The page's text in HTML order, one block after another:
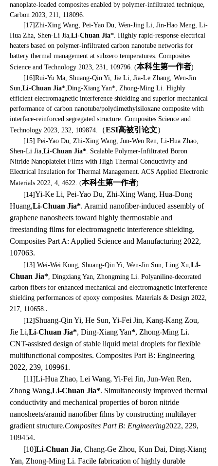
nanoplate-loaded composites enabled by polymer-infiltrated technique,
Carbon 2023, 211, 118096.
[17]Zhi-Xing Wang, Pei-Yao Du, Wen-Jing Li, Jin-Hao Meng, Li-
Hua Zha, Shen-Li Jia,Li-Chuan Jia*. Highly rapid-response electrical
heaters based on polymer-infiltrated carbon nanotube networks for
battery thermal management at subzero temperatures. Composites
Science and Technology 2023, 231, 109796. (本科生第一作者)
[16]Rui-Yu Ma, Shuang-Qin Yi, Jie Li, Jia-Le Zhang, Wen-Jin
Sun,Li-Chuan Jia*,Ding-Xiang Yan*, Zhong-Ming Li. Highly
efficient electromagnetic interference shielding and superior mechanical
performance of carbon nanotube/polydimethylsiloxane composite with
interface-reinforced segregated structure. Composites Science and
Technology 2023, 232, 109874. （ESI高被引论文）
[15] Pei-Yao Du, Zhi-Xing Wang, Jun-Wen Ren, Li-Hua Zhao,
Shen-Li Jia,Li-Chuan Jia*. Scalable Polymer-Infiltrated Boron
Nitride Nanoplatelet Films with High Thermal Conductivity and
Electrical Insulation for Thermal Management. ACS Applied Electronic
Materials 2022, 4, 4622. (本科生第一作者)
[14]Yi-Ke Li, Pei-Yao Du, Zhi-Xing Wang, Hua-Dong
Huang,Li-Chuan Jia*. Aramid nanofiber-induced assembly of
graphene nanosheets toward highly thermostable and
freestanding films for electromagnetic interference shielding.
Composites Part A: Applied Science and Manufacturing 2022,
107063.
[13] Wei-Wei Kong, Shuang-Qin Yi, Wen-Jin Sun, Ling Xu,Li-
Chuan Jia*, Dingxiang Yan, Zhongming Li. Polyaniline-decorated
carbon fibers for enhanced mechanical and electromagnetic interference
shielding performances of epoxy composites. Materials & Design 2022,
217, 110658..
[12] Shuang-Qin Yi, He Sun, Yi-Fei Jin, Kang-Kang Zou,
Jie Li,Li-Chuan Jia*, Ding-Xiang Yan*, Zhong-Ming Li.
CNT-assisted design of stable liquid metal droplets for flexible
multifunctional composites. Composites Part B: Engineering
2022, 239, 109961.
[11]Li-Hua Zhao, Lei Wang, Yi-Fei Jin, Jun-Wen Ren,
Zhong Wang,Li-Chuan Jia*. Simultaneously improved thermal
conductivity and mechanical properties of boron nitride
nanosheets/aramid nanofiber films by constructing multilayer
gradient structure.Composites Part B: Engineering2022, 229,
109454.
[10]Li-Chuan Jia, Chang-Ge Zhou, Kun Dai, Ding-Xiang
Yan, Zhong-Ming Li. Facile fabrication of highly durable